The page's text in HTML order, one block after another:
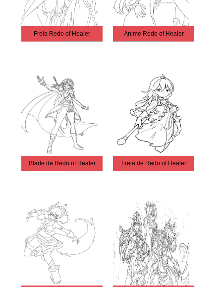
Freia Redo of Healer Anime Redo of Healer
Blade de Redo of Healer Freia de Redo of Healer